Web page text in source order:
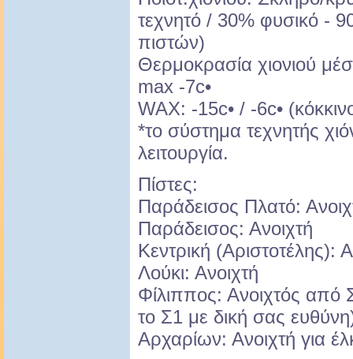
τεχνητό / 30% φυσικό -
πιστών)
Θερμοκρασία χιονιού
max -7c•
WAX: -15c• / -6c•
*το σύστημα τεχνητής
λειτουργία.
Πίστες:
Παράδεισος Πλατό:
Παράδεισος: Ανοιχτή
Κεντρική (Αριστοτέλης):
Λούκι: Ανοιχτή
Φίλιππος: Ανοιχτός
το Σ1 με δική σας
Αρχαρίων: Ανοιχτή για